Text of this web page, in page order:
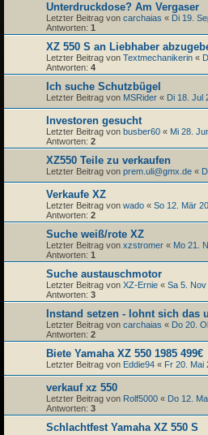
Unterdruckdose? Am Vergaser
Letzter Beitrag von carchaias « Di 19.
Antworten: 1
XZ 550 S an Liebhaber
Letzter Beitrag von Textmechanikerin «
Antworten: 4
Ich suche Schutzbügel
Letzter Beitrag von MSRider « Di 18. Jul
Investoren gesucht
Letzter Beitrag von busber60 « Mi 28.
Antworten: 2
XZ550 Teile zu verkaufen
Letzter Beitrag von prem.uli@gmx.de «
Verkaufe XZ
Letzter Beitrag von wado « So 12. Mär
Antworten: 2
Suche weiß/rote XZ
Letzter Beitrag von xzstromer « Mo 21.
Antworten: 1
Suche austauschmotor
Letzter Beitrag von XZ-Ernie « Sa 5. Nov
Antworten: 3
Instand setzen - lohnt sich das
Letzter Beitrag von carchaias « Do 20.
Antworten: 2
Biete Yamaha XZ 550 1985 499€
Letzter Beitrag von Eddie94 « Fr 20. Mai
verkauf xz 550
Letzter Beitrag von Rolf5000 « Do 12.
Antworten: 3
Schlachtfest Yamaha XZ 550 S